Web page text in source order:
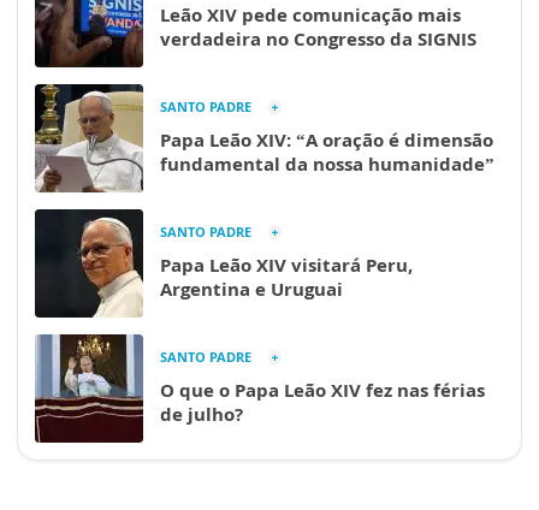
Leão XIV pede comunicação mais
verdadeira no Congresso da SIGNIS
SANTO PADRE
Papa Leão XIV: “A oração é dimensão
fundamental da nossa humanidade”
SANTO PADRE
Papa Leão XIV visitará Peru,
Argentina e Uruguai
SANTO PADRE
O que o Papa Leão XIV fez nas férias
de julho?